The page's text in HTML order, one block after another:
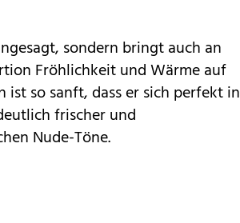
sondern bringt auch an
Fröhlichkeit und Wärme auf
ist so sanft, dass er sich perfekt in
frischer und
Nude-Töne.